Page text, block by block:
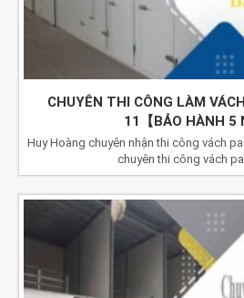
CHUYÊN THI CÔNG LÀM
11【BẢO HÀNH 5
Huy Hoàng chuyên nhận thi công vách
chuyên thi công vách